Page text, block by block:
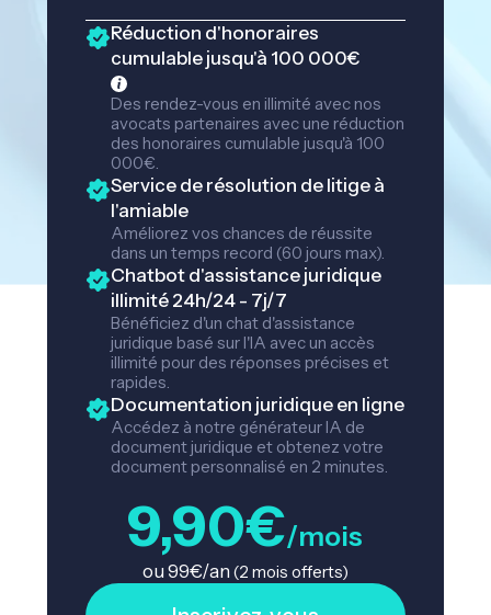
Réduction d'honoraires
cumulable jusqu'à 100 000€
Des rendez-vous en illimité avec nos
avocats partenaires avec une réduction
des honoraires cumulable jusqu'à 100
000€.
Service de résolution de litige à
l'amiable
Améliorez vos chances de réussite
dans un temps record (60 jours max).
Chatbot d'assistance juridique
illimité 24h/24 - 7j/7
Bénéficiez d'un chat d'assistance
juridique basé sur l'IA avec un accès
illimité pour des réponses précises et
rapides.
Documentation juridique en ligne
Accédez à notre générateur IA de
document juridique et obtenez votre
document personnalisé en 2 minutes.
9,90€/mois
ou 99€/an (2 mois offerts)